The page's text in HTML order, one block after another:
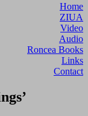
Home
ZIUA
Video
Audio
Roncea Books
Links
Contact